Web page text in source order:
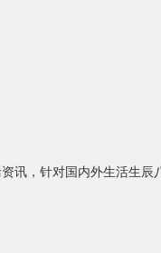
，针对国内外生活生